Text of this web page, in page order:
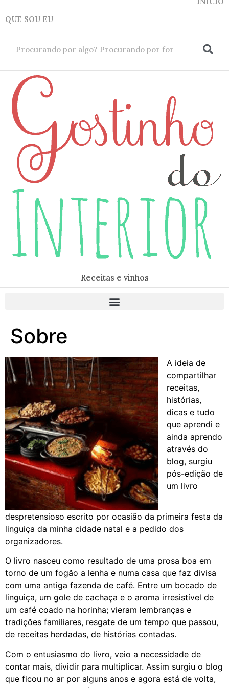
QUE SOU EU
Receitas e vinhos
Sobre
A ideia de
compartilhar
receitas,
histórias,
dicas e tudo
que aprendi e
ainda aprendo
através do
blog, surgiu
pós-edição de
um livro
despretensioso escrito por ocasião da primeira festa da
linguiça da minha cidade natal e a pedido dos
organizadores.
O livro nasceu como resultado de uma prosa boa em
torno de um fogão a lenha e numa casa que faz divisa
com uma antiga fazenda de café. Entre um bocado de
linguiça, um gole de cachaça e o aroma irresistível de
um café coado na horinha; vieram lembranças e
tradições familiares, resgate de um tempo que passou,
de receitas herdadas, de histórias contadas.
Com o entusiasmo do livro, veio a necessidade de
contar mais, dividir para multiplicar. Assim surgiu o blog
que ficou no ar por alguns anos e agora está de volta,